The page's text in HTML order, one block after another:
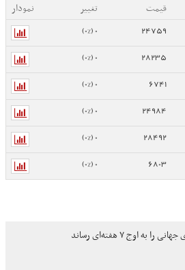
قیمت تغییر
نمودار
24759
0 (0%)
28235
0 (0%)
6741
0 (0%)
24984
0 (0%)
28492
0 (0%)
6803
0 (0%)
به اوج ۷ هفته‌ای رساند